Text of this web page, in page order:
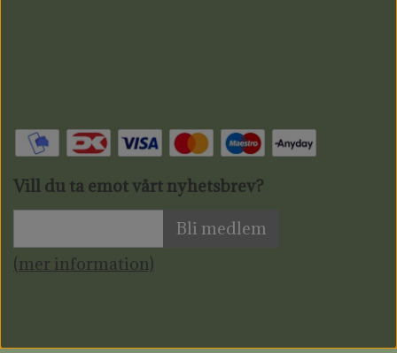
Vill du ta emot vårt nyhetsbrev?
Bli medlem
(mer information)